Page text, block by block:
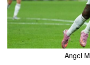
Angel